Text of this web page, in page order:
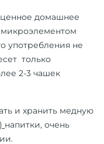
домашнее
употребления не
только
2-3 чашек
и хранить медную
напитки, очень